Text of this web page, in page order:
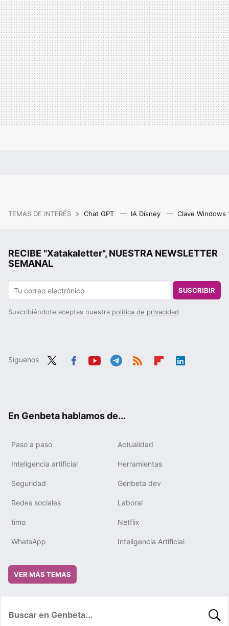
TEMAS DE INTERÉS Chat GPT IA Disney Clave Windows
RECIBE "Xatakaletter", NUESTRA NEWSLETTER
SEMANAL
SUSCRIBIR
Suscribiéndote aceptas nuestra política de privacidad
Síguenos
En Genbeta hablamos de...
Paso a paso Actualidad
Inteligencia artificial Herramientas
Seguridad Genbeta dev
Redes sociales Laboral
timo Netflix
WhatsApp Inteligencia Artificial
VER MÁS TEMAS